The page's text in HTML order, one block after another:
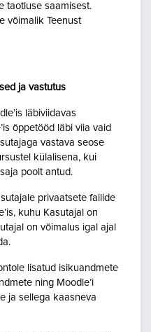
taotluse saamisest.
võimalik Teenust
ja vastutus
läbiviidavas
õppetööd läbi viia vaid
vastava seose
külalisena, kui
poolt antud.
privaatsete failide
kuhu Kasutajal on
on võimalus igal ajal
lisatud isikuandmete
ning Moodle’i
ja sellega kaasneva